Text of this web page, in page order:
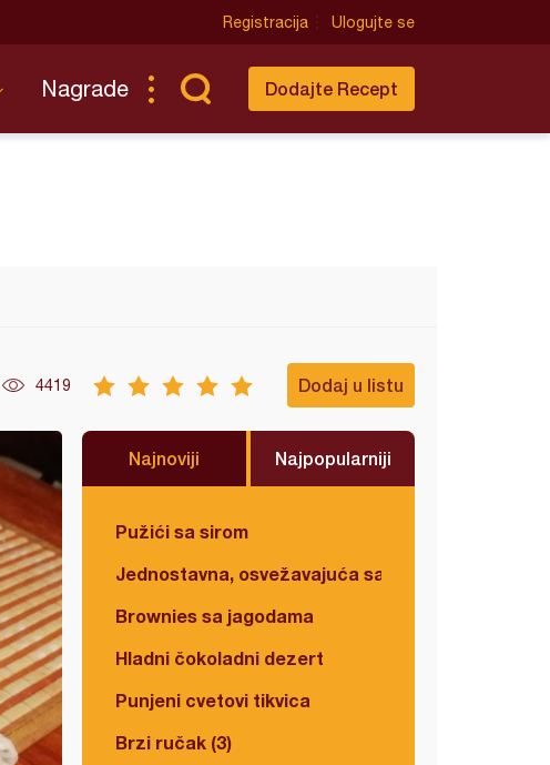
Registracija Ulogujte se
Nagrade Dodajte Recept
4419 Dodaj u listu
Najnoviji Najpopularniji
Pužići sa sirom
Jednostavna, osvežavajuća salata
Brownies sa jagodama
Hladni čokoladni dezert
Punjeni cvetovi tikvica
Brzi ručak (3)